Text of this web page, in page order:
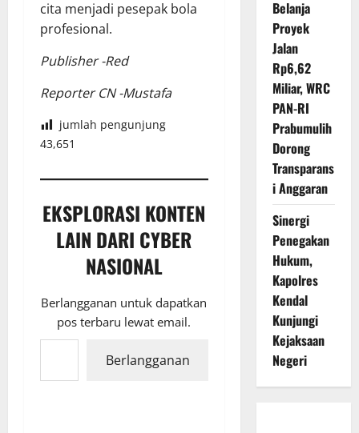
cita menjadi pesepak bola
profesional.
Publisher -Red
Reporter CN -Mustafa
jumlah pengunjung
43,651
EKSPLORASI KONTEN
LAIN DARI CYBER
NASIONAL
Berlangganan untuk dapatkan
pos terbaru lewat email.
Ketikkan email Anda...
Berlangganan
Belanja
Proyek
Jalan
Rp6,62
Miliar, WRC
PAN-RI
Prabumulih
Dorong
Transparans
i Anggaran
Sinergi
Penegakan
Hukum,
Kapolres
Kendal
Kunjungi
Kejaksaan
Negeri